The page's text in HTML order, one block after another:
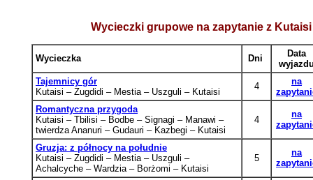
Wycieczki grupowe na zapytanie z Kutaisi
Wycieczka Dni
Data
Tajemnicy gór
Kutaisi – Zugdidi – Mestia – Uszguli – Kutaisi
4
na
Romantyczna przygoda
Kutaisi – Tbilisi – Bodbe – Signagi – Manawi –
twierdza Ananuri – Gudauri – Kazbegi – Kutaisi
4
na
Gruzja: z północy na południe
Kutaisi – Zugdidi – Mestia– Uszguli –
Achalcyche – Wardzia – Borżomi – Kutaisi
5
na